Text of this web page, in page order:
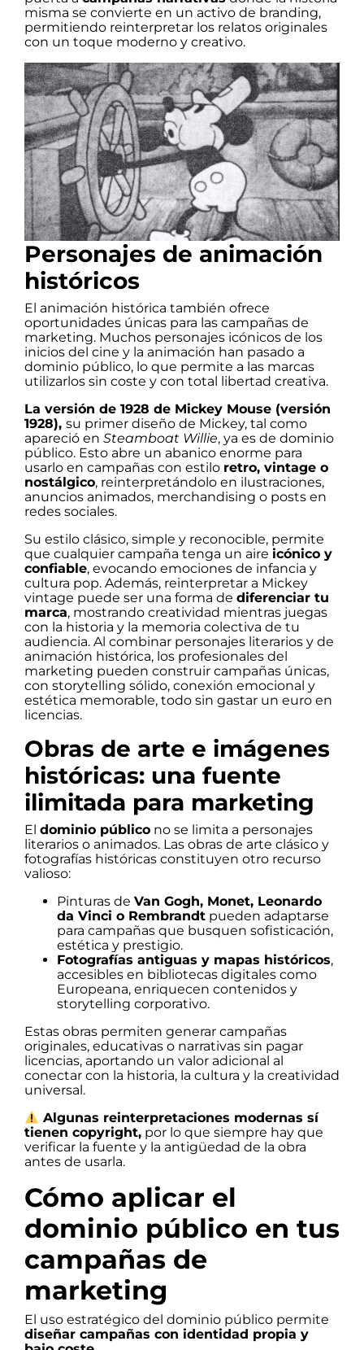
misma se convierte en un activo de branding,
permitiendo reinterpretar los relatos originales
con un toque moderno y creativo.
Personajes de animación
históricos
El animación histórica también ofrece
oportunidades únicas para las campañas de
marketing. Muchos personajes icónicos de los
inicios del cine y la animación han pasado a
dominio público, lo que permite a las marcas
utilizarlos sin coste y con total libertad creativa.
La versión de 1928 de Mickey Mouse (versión
1928), su primer diseño de Mickey, tal como
apareció en Steamboat Willie, ya es de dominio
público. Esto abre un abanico enorme para
usarlo en campañas con estilo retro, vintage o
nostálgico, reinterpretándolo en ilustraciones,
anuncios animados, merchandising o posts en
redes sociales.
Su estilo clásico, simple y reconocible, permite
que cualquier campaña tenga un aire icónico y
confiable, evocando emociones de infancia y
cultura pop. Además, reinterpretar a Mickey
vintage puede ser una forma de diferenciar tu
marca, mostrando creatividad mientras juegas
con la historia y la memoria colectiva de tu
audiencia. Al combinar personajes literarios y de
animación histórica, los profesionales del
marketing pueden construir campañas únicas,
con storytelling sólido, conexión emocional y
estética memorable, todo sin gastar un euro en
licencias.
Obras de arte e imágenes
históricas: una fuente
ilimitada para marketing
El dominio público no se limita a personajes
literarios o animados. Las obras de arte clásico y
fotografías históricas constituyen otro recurso
valioso:
Pinturas de Van Gogh, Monet, Leonardo
da Vinci o Rembrandt pueden adaptarse
para campañas que busquen sofisticación,
estética y prestigio.
Fotografías antiguas y mapas históricos,
accesibles en bibliotecas digitales como
Europeana, enriquecen contenidos y
storytelling corporativo.
Estas obras permiten generar campañas
originales, educativas o narrativas sin pagar
licencias, aportando un valor adicional al
conectar con la historia, la cultura y la creatividad
universal.
Algunas reinterpretaciones modernas sí
tienen copyright, por lo que siempre hay que
verificar la fuente y la antigüedad de la obra
antes de usarla.
Cómo aplicar el
dominio público en tus
campañas de
marketing
El uso estratégico del dominio público permite
diseñar campañas con identidad propia y